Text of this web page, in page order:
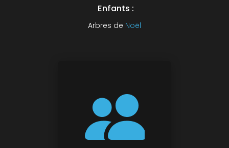
Enfants :
Arbres de Noël